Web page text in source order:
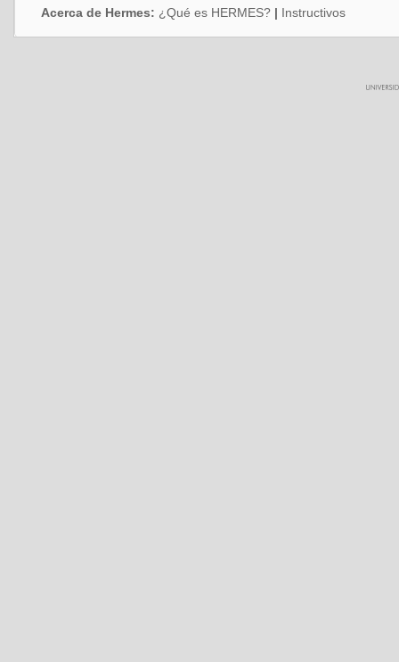
Acerca de Hermes: ¿Qué es HERMES? | Instructivos